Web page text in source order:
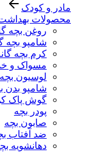
مادر و کودک
محصولات
روغن بچه
شامپو بچه
کرم بچه
مسواک و
لوسیون بچه
شامپو بدن
گوش پاک
پودر بچه
صابون بچه
ضد آفتاب
دهانشویه